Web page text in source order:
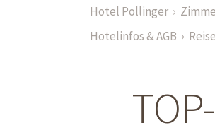
Hotel Pollinger
Hotelinfos & AGB